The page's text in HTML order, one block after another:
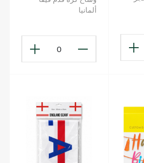
ألمانيا
0